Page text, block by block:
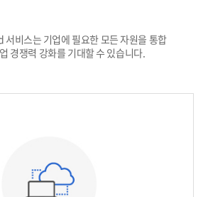
서비스는 기업에 필요한 모든 자원을 통합
경쟁력 강화를 기대할 수 있습니다.